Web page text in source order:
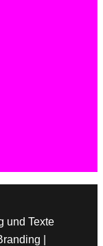
und Texte
|